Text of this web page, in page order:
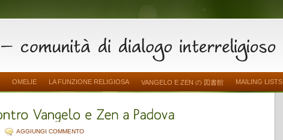
OMELIE LA FUNZIONE RELIGIOSA VANGELO E ZEN の 図書館 MAILING LISTS
AGGIUNGI COMMENTO